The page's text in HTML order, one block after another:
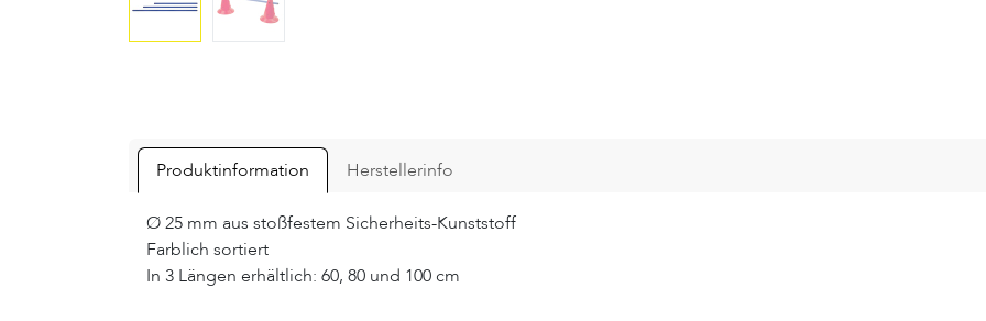
Produktinformation Herstellerinfo
Ø 25 mm aus stoßfestem Sicherheits-Kunststoff
Farblich sortiert
In 3 Längen erhältlich: 60, 80 und 100 cm